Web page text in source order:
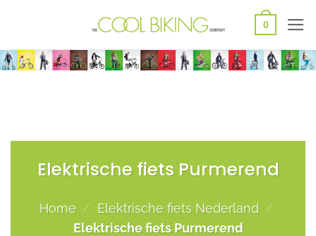
inhoud
0
Elektrische fiets Purmerend
Home / Elektrische fiets Nederland /
Elektrische fiets Purmerend